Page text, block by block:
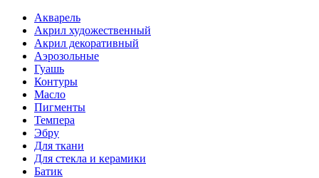
Акварель
Акрил художественный
Акрил декоративный
Аэрозольные
Гуашь
Контуры
Масло
Пигменты
Темпера
Эбру
Для ткани
Для стекла и керамики
Батик